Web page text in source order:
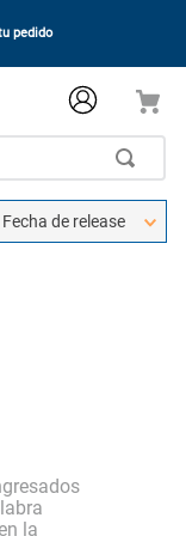
pedido
Fecha de release
la